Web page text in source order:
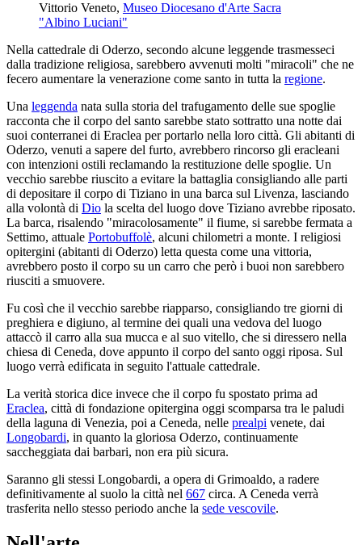
Vittorio Veneto, Museo Diocesano d'Arte Sacra
"Albino Luciani"
Nella cattedrale di Oderzo, secondo alcune leggende trasmesseci
dalla tradizione religiosa, sarebbero avvenuti molti "miracoli" che ne
fecero aumentare la venerazione come santo in tutta la regione.
Una leggenda nata sulla storia del trafugamento delle sue spoglie
racconta che il corpo del santo sarebbe stato sottratto una notte dai
suoi conterranei di Eraclea per portarlo nella loro città. Gli abitanti di
Oderzo, venuti a sapere del furto, avrebbero rincorso gli eracleani
con intenzioni ostili reclamando la restituzione delle spoglie. Un
vecchio sarebbe riuscito a evitare la battaglia consigliando alle parti
di depositare il corpo di Tiziano in una barca sul Livenza, lasciando
alla volontà di Dio la scelta del luogo dove Tiziano avrebbe riposato.
La barca, risalendo "miracolosamente" il fiume, si sarebbe fermata a
Settimo, attuale Portobuffolè, alcuni chilometri a monte. I religiosi
opitergini (abitanti di Oderzo) letta questa come una vittoria,
avrebbero posto il corpo su un carro che però i buoi non sarebbero
riusciti a smuovere.
Fu così che il vecchio sarebbe riapparso, consigliando tre giorni di
preghiera e digiuno, al termine dei quali una vedova del luogo
attaccò il carro alla sua mucca e al suo vitello, che si diressero nella
chiesa di Ceneda, dove appunto il corpo del santo oggi riposa. Sul
luogo verrà edificata in seguito l'attuale cattedrale.
La verità storica dice invece che il corpo fu spostato prima ad
Eraclea, città di fondazione opitergina oggi scomparsa tra le paludi
della laguna di Venezia, poi a Ceneda, nelle prealpi venete, dai
Longobardi, in quanto la gloriosa Oderzo, continuamente
saccheggiata dai barbari, non era più sicura.
Saranno gli stessi Longobardi, a opera di Grimoaldo, a radere
definitivamente al suolo la città nel 667 circa. A Ceneda verrà
trasferita nello stesso periodo anche la sede vescovile.